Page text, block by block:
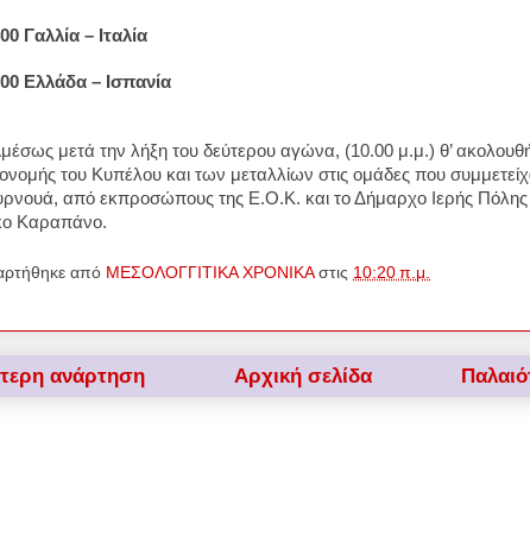
Γαλλία – Ιταλία
Ελλάδα – Ισπανία
μετά την λήξη του δεύτερου αγώνα, (10.00 μ.μ.) θ’
του Κυπέλου και των μεταλλίων στις ομάδες που
από εκπροσώπους της Ε.Ο.Κ. και το Δήμαρχο Ιερής
Καραπάνο.
από ΜΕΣΟΛΟΓΓΙΤΙΚΑ ΧΡΟΝΙΚΑ στις 10:20 π.μ.
ανάρτηση Αρχική σελίδα